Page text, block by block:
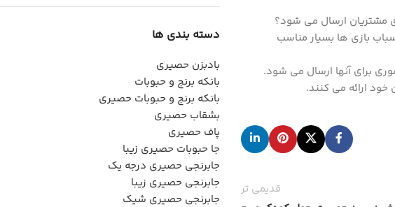
مشتریان ارسال می شود؟
بازی ها بسیار مناسب
برای آنها ارسال می شود.
ارائه می کنند.
قدیمی تر
دسته بندی ها
بادبزن حصیری
بانکه برنج و حبوبات
بانکه برنج و حبوبات حصیری
بشقاب حصیری
پاف حصیری
جا حبوبات حصیری زیبا
جابرنجی حصیری درجه یک
جابرنجی حصیری زیبا
جابرنجی حصیری شیک